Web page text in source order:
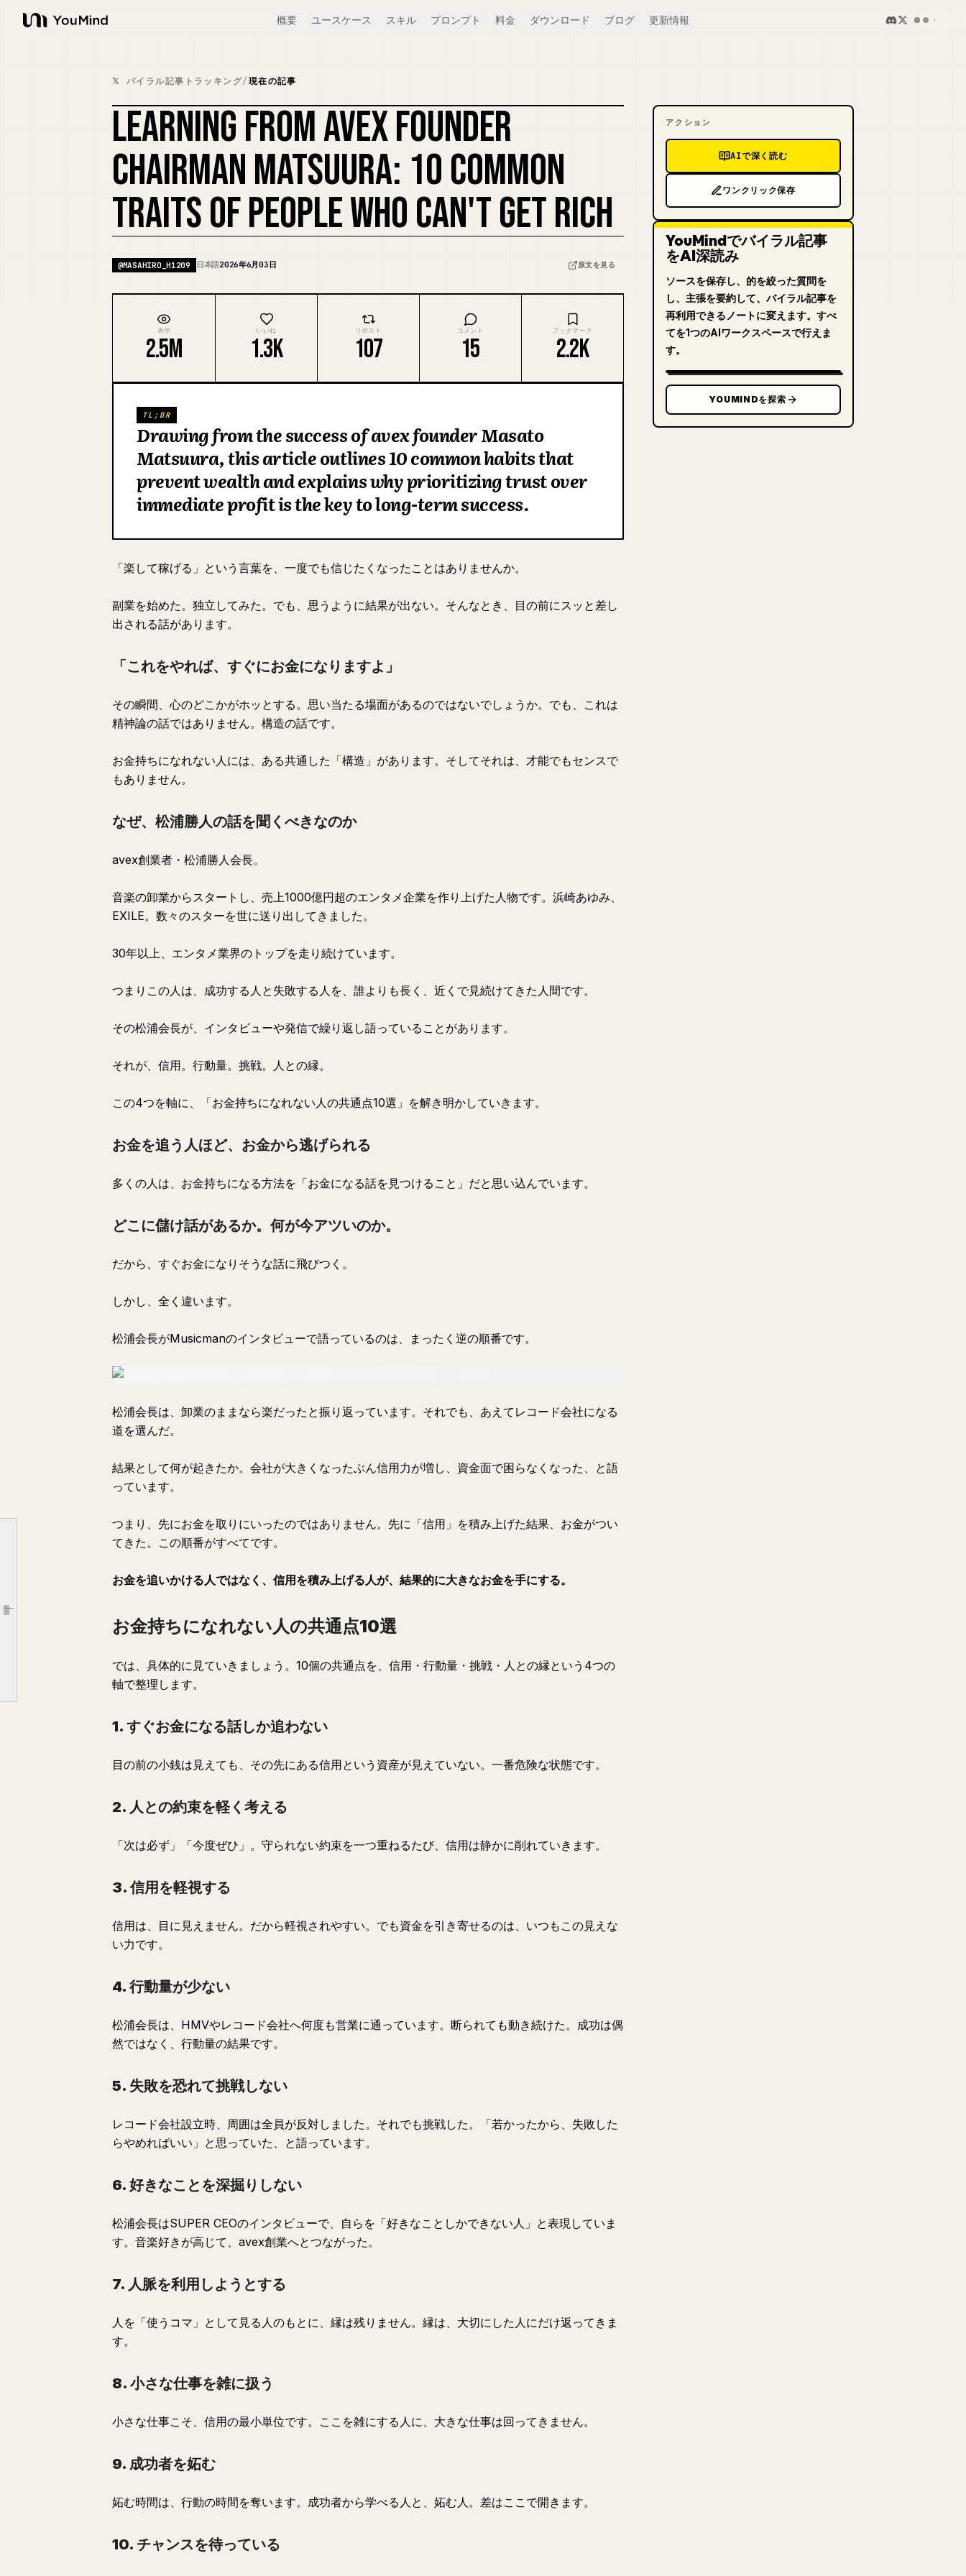
YouMind
概要 ユースケース スキル プロンプト 料金 ダウンロード ブログ 更新情報
Article outline
なぜ、松浦勝人の話を聞くべきなのか
お金を追う人ほど、お金から逃げられる
2. 人との約束を軽く考える
6. 好きなことを深掘りしない
共通点①「すぐお金になる話しか追わない」。私はその見本のような人間でした。
SUPER CEOのインタビューで語られた言葉です。
松浦会長がHMVに何度も通ったのも、まさにこの「頻度」です。
結果的に音楽は辞めました。今はビジネスを頑張っています。
𝕏 バイラル記事トラッキング/現在の記事
LEARNING FROM AVEX FOUNDER
CHAIRMAN MATSUURA: 10 COMMON
TRAITS OF PEOPLE WHO CAN'T GET RICH
@MASAHIRO_H1209 日本語2026年6月03日 原文を見る
表示
2.5M
いいね
1.3K
リポスト
107
コメント
15
ブックマーク
2.2K
TL;DR
Drawing from the success of avex founder Masato
Matsuura, this article outlines 10 common habits that
prevent wealth and explains why prioritizing trust over
immediate profit is the key to long-term success.
「楽して稼げる」という言葉を、一度でも信じたくなったことはありませんか。
副業を始めた。独立してみた。でも、思うように結果が出ない。そんなとき、目の前にスッと差し
出される話があります。
「これをやれば、すぐにお金になりますよ」
その瞬間、心のどこかがホッとする。思い当たる場面があるのではないでしょうか。でも、これは
精神論の話ではありません。構造の話です。
お金持ちになれない人には、ある共通した「構造」があります。そしてそれは、才能でもセンスで
もありません。
なぜ、松浦勝人の話を聞くべきなのか
avex創業者・松浦勝人会長。
音楽の卸業からスタートし、売上1000億円超のエンタメ企業を作り上げた人物です。浜崎あゆみ、
EXILE。数々のスターを世に送り出してきました。
30年以上、エンタメ業界のトップを走り続けています。
つまりこの人は、成功する人と失敗する人を、誰よりも長く、近くで見続けてきた人間です。
その松浦会長が、インタビューや発信で繰り返し語っていることがあります。
それが、信用。行動量。挑戦。人との縁。
この4つを軸に、「お金持ちになれない人の共通点10選」を解き明かしていきます。
お金を追う人ほど、お金から逃げられる
多くの人は、お金持ちになる方法を「お金になる話を見つけること」だと思い込んでいます。
どこに儲け話があるか。何が今アツいのか。
だから、すぐお金になりそうな話に飛びつく。
しかし、全く違います。
松浦会長がMusicmanのインタビューで語っているのは、まったく逆の順番です。
松浦会長は、卸業のままなら楽だったと振り返っています。それでも、あえてレコード会社になる
道を選んだ。
結果として何が起きたか。会社が大きくなったぶん信用力が増し、資金面で困らなくなった、と語
っています。
つまり、先にお金を取りにいったのではありません。先に「信用」を積み上げた結果、お金がつい
てきた。この順番がすべてです。
お金を追いかける人ではなく、信用を積み上げる人が、結果的に大きなお金を手にする。
お金持ちになれない人の共通点10選
では、具体的に見ていきましょう。10個の共通点を、信用・行動量・挑戦・人との縁という4つの
軸で整理します。
1. すぐお金になる話しか追わない
目の前の小銭は見えても、その先にある信用という資産が見えていない。一番危険な状態です。
2. 人との約束を軽く考える
「次は必ず」「今度ぜひ」。守られない約束を一つ重ねるたび、信用は静かに削れていきます。
3. 信用を軽視する
信用は、目に見えません。だから軽視されやすい。でも資金を引き寄せるのは、いつもこの見えな
い力です。
4. 行動量が少ない
松浦会長は、HMVやレコード会社へ何度も営業に通っています。断られても動き続けた。成功は偶
然ではなく、行動量の結果です。
5. 失敗を恐れて挑戦しない
レコード会社設立時、周囲は全員が反対しました。それでも挑戦した。「若かったから、失敗した
らやめればいい」と思っていた、と語っています。
6. 好きなことを深掘りしない
松浦会長はSUPER CEOのインタビューで、自らを「好きなことしかできない人」と表現していま
す。音楽好きが高じて、avex創業へとつながった。
7. 人脈を利用しようとする
人を「使うコマ」として見る人のもとに、縁は残りません。縁は、大切にした人にだけ返ってきま
す。
8. 小さな仕事を雑に扱う
小さな仕事こそ、信用の最小単位です。ここを雑にする人に、大きな仕事は回ってきません。
9. 成功者を妬む
妬む時間は、行動の時間を奪います。成功者から学べる人と、妬む人。差はここで開きます。
10. チャンスを待っている
アクション
AIで深く読む
ワンクリック保存
YouMindでバイラル記事
をAI深読み
ソースを保存し、的を絞った質問を
し、主張を要約して、バイラル記事を
再利用できるノートに変えます。すべ
てを1つのAIワークスペースで行えま
す。
YOUMINDを探索